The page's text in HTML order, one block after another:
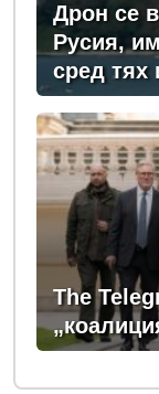
Дрон се
Русия,
сред тях
The